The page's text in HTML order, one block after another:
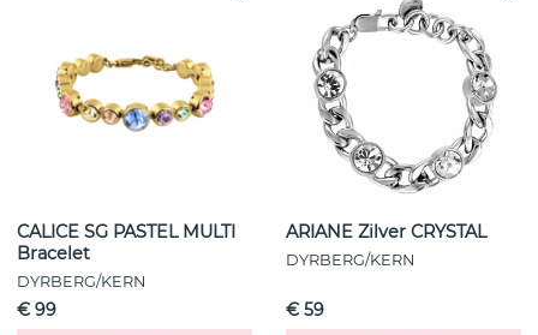
CALICE SG PASTEL MULTI
Bracelet
DYRBERG/KERN
€ 99
ARIANE Zilver CRYSTAL
DYRBERG/KERN
€ 59